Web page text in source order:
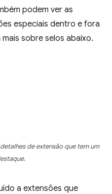
podem ver as
especiais dentro e fora
sobre selos abaixo.
de extensão que tem um
a extensões que